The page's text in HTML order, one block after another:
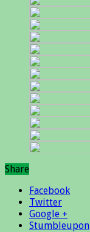
Share
Facebook
Twitter
Google +
Stumbleupon